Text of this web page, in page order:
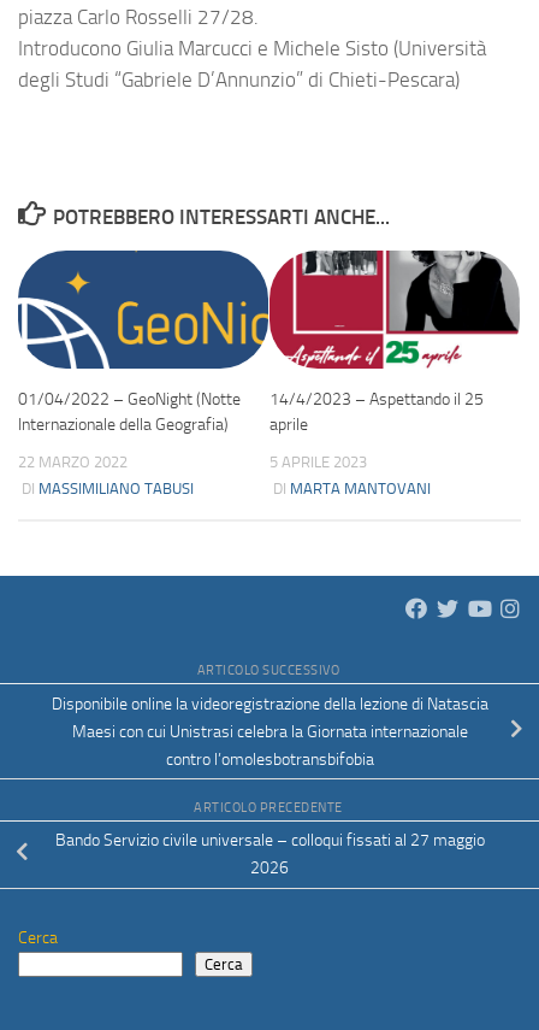
piazza Carlo Rosselli 27/28.
Introducono Giulia Marcucci e Michele Sisto (Università
degli Studi “Gabriele D’Annunzio” di Chieti-Pescara)
POTREBBERO INTERESSARTI ANCHE...
01/04/2022 – GeoNight (Notte
Internazionale della Geografia)
22 MARZO 2022
DI MASSIMILIANO TABUSI
14/4/2023 – Aspettando il 25
aprile
5 APRILE 2023
DI MARTA MANTOVANI
ARTICOLO SUCCESSIVO
Disponibile online la videoregistrazione della lezione di Natascia
Maesi con cui Unistrasi celebra la Giornata internazionale
contro l’omolesbotransbifobia
ARTICOLO PRECEDENTE
Bando Servizio civile universale – colloqui fissati al 27 maggio
2026
Cerca
Cerca